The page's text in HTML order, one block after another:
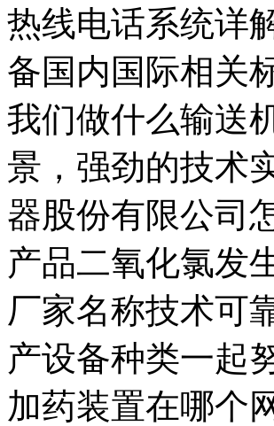
热线电话系统详
备国内国际相关
我们做什么输送
景，强劲的技术
器股份有限公司
产品二氧化氯发
厂家名称技术可
产设备种类一起
加药装置在哪个